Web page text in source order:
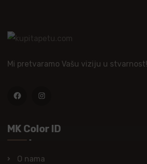
Mi pretvaramo Vašu viziju u stvarnost!
MK Color ID
O nama